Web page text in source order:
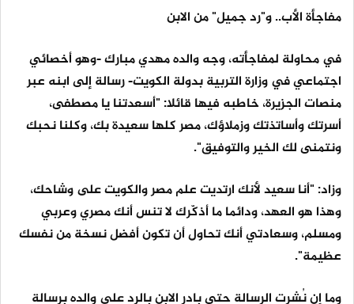
مفاجأة الأب.. و"رد جميل" من الابن
في محاولة لمفاجأته، وجه والده مهدي مبارك -وهو أخصائي
اجتماعي في وزارة التربية بدولة الكويت- رسالة إلى ابنه عبر
منصات الجزيرة، خاطبه فيها قائلا: "أسعدتنا يا مصطفى،
أسرتك وأساتذتك وزملاؤك، مصر كلها سعيدة بك، وكلنا نحبك
ونتمنى لك الخير والتوفيق".
وزاد: "أنا سعيد لأنك ارتديت علم مصر والكويت على وشاحك،
وهذا هو العهد، ودائما ما أذكّرك لا تنس أنك مصري وعربي
ومسلم، وسعادتي أنك تحاول أن تكون أفضل نسخة من نفسك
عظيمة".
وما إن نُشرت الرسالة حتى بادر الابن بالرد على والده برسالة